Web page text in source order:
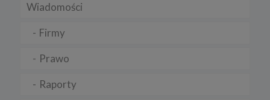
Wiadomości
Firmy
Prawo
Raporty